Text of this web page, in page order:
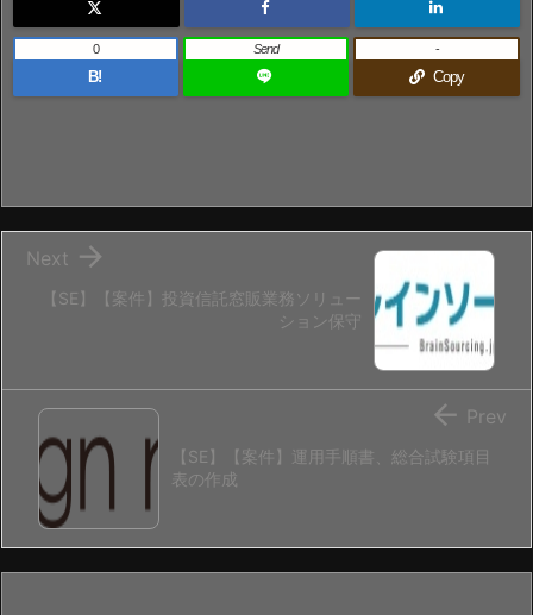
B!
0 Send
Copy
-
【SE】【案件】投資信託窓販業務ソリュー
ション保守

Next
【SE】【案件】運用手順書、総合試験項目
表の作成
 Prev